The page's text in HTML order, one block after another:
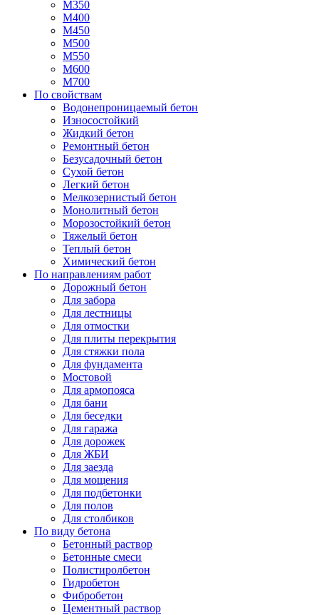
М350
М400
М450
М500
М550
М600
М700
По свойствам
Водонепроницаемый бетон
Износостойкий
Жидкий бетон
Ремонтный бетон
Безусадочный бетон
Сухой бетон
Легкий бетон
Мелкозернистый бетон
Монолитный бетон
Морозостойкий бетон
Тяжелый бетон
Теплый бетон
Химический бетон
По направлениям работ
Дорожный бетон
Для забора
Для лестницы
Для отмостки
Для плиты перекрытия
Для стяжки пола
Для фундамента
Мостовой
Для армопояса
Для бани
Для беседки
Для гаража
Для дорожек
Для ЖБИ
Для заезда
Для мощения
Для подбетонки
Для полов
Для столбиков
По виду бетона
Бетонный раствор
Бетонные смеси
Полистиролбетон
Гидробетон
Фибробетон
Цементный раствор